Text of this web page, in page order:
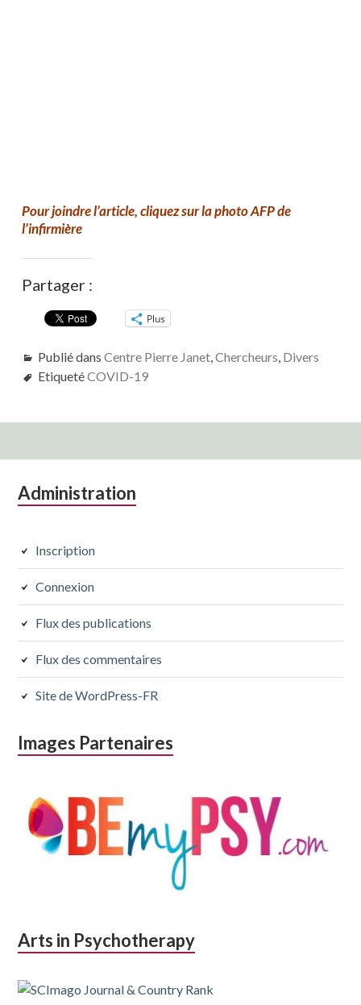
Pour joindre l’article, cliquez sur la photo AFP de
l’infirmière
Partager :
Plus
Publié dans Centre Pierre Janet,Chercheurs, Divers
EtiquetéCOVID-19
Colonne
subsidiaire
Administration
Inscription
Connexion
Flux des publications
Flux des commentaires
Site de WordPress-FR
Images Partenaires
Arts in Psychotherapy